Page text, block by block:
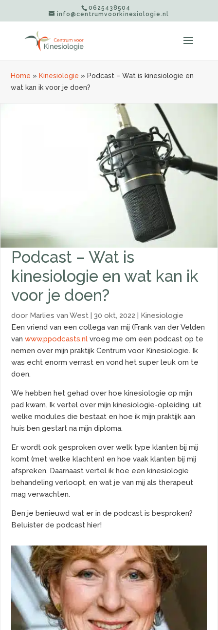
0625438504
info@centrumvoorkinesiologie.nl
Home » Kinesiologie » Podcast – Wat is kinesiologie en
wat kan ik voor je doen?
Podcast – Wat is
kinesiologie en wat kan ik
voor je doen?
door Marlies van West |30 okt, 2022
Kinesiologie
Een vriend van een collega van mij (Frank van der Velden
vanwww.ppodcasts.nl vroeg me om een podcast op te
nemen over mijn praktijk Centrum voor Kinesiologie. Ik
was echt enorm verrast en vond het super leuk om te
doen.
We hebben het gehad over hoe kinesiologie op mijn
pad kwam. Ik vertel over mijn kinesiologie-opleiding, uit
welke modules die bestaat en hoe ik mijn praktijk aan
huis ben gestart na mijn diploma.
Er wordt ook gesproken over welk type klanten bij mij
komt (met welke klachten) en hoe vaak klanten bij mij
afspreken. Daarnaast vertel ik hoe een kinesiologie
behandeling verloopt, en wat je van mij als therapeut
mag verwachten.
Ben je benieuwd wat er in de podcast is besproken?
Beluister de podcast hier!